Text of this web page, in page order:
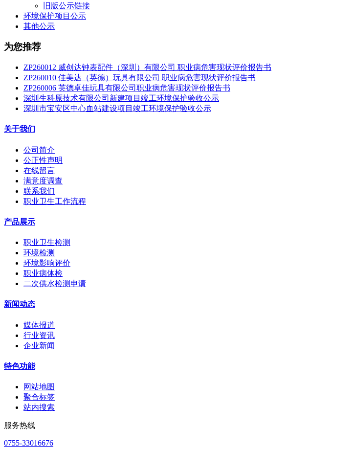
旧版公示链接
环境保护项目公示
其他公示
为您推荐
ZP260012 威创达钟表配件（深圳）有限公司 职业病危害现状评价报告书
ZP260010 佳美达（英德）玩具有限公司 职业病危害现状评价报告书
ZP260006 英德卓佳玩具有限公司职业病危害现状评价报告书
深圳生科原技术有限公司新建项目竣工环境保护验收公示
深圳市宝安区中心血站建设项目竣工环境保护验收公示
关于我们
公司简介
公正性声明
在线留言
满意度调查
联系我们
职业卫生工作流程
产品展示
职业卫生检测
环境检测
环境影响评价
职业病体检
二次供水检测申请
新闻动态
媒体报道
行业资讯
企业新闻
特色功能
网站地图
聚合标签
站内搜索
服务热线
0755-33016676